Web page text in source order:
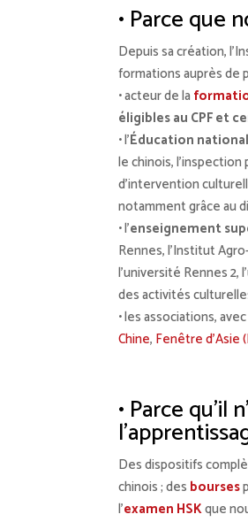
• Parce que
Depuis sa création,
formations auprès de
• acteur de la
éligibles au CPF et
• l’Éducation
le chinois,
d’intervention
notamment grâce au
• l’enseignement
Rennes, l’Institut
l’université Rennes
des activités
• les associations,
Chine, Fenêtre d’Asie
• Parce
Des dispositifs
chinois ; des bourses
l’examen HSKque